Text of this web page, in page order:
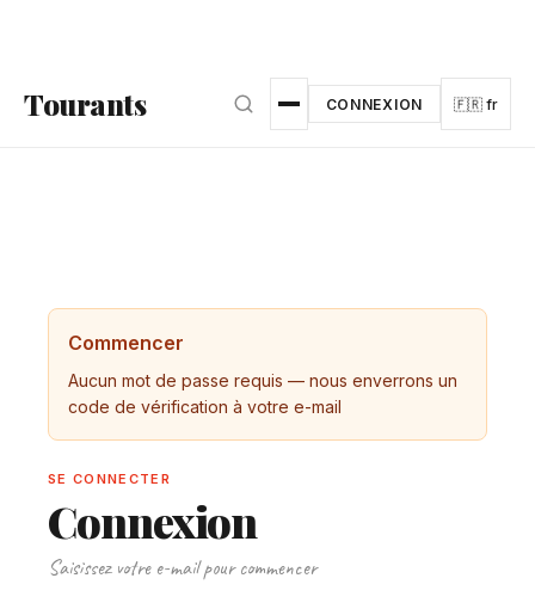
Commencer
Aucun mot de passe requis — nous enverrons un
code de vérification à votre e-mail
SE CONNECTER
Connexion
Saisissez votre e-mail pour commencer